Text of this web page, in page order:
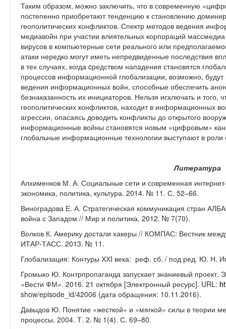
Таким образом, можно заключить, что в современную
постепенно приобретают тенденцию к становлению
геополитических конфликтов. Спектр методов ведения
медиавойн при участии влиятельных корпораций
вирусов в компьютерные сети реального или
атаки нередко могут иметь непредвиденные последствия
в тех случаях, когда cредством нападения становятся
процессов информационной глобализации, возможно,
ведения информационных войн, способные обеспечить
безнаказанность их инициаторов. Нельзя исключать и того,
геополитических конфликтов, находит в информационных
агрессии, опасаясь доводить конфликты до открытого
информационные войны становятся новым «цифровым»
глобальные информационные технологии выступают в роли
Литература
Алхименков М. А. Социальные сети и современная
экономика, политика, культура. 2014. № 11. С. 52–66.
Виноградова Е. А. Стратегическая коммуникация стран
война с Западом // Мир и политика. 2012. № 7(70).
Волков К. Америку достали хакеры // КОМПАС: Вестник
ИТАР-ТАСС. 2013. № 11.
Глобализация: Контуры ХХI века: реф. сб. / под ред. Ю. Н.
Громыко Ю. Контрпропаганда запускает знаниевый
«Вести ФМ». 2016. 21 октября [Электронный ресурс]. URL:
show/episode_id/42006 (дата обращения: 10.11.2016).
Давыдов Ю. Понятие «жесткой» и «мягкой» силы в теории
процессы. 2004. Т. 2. № 1(4). С. 69–80.